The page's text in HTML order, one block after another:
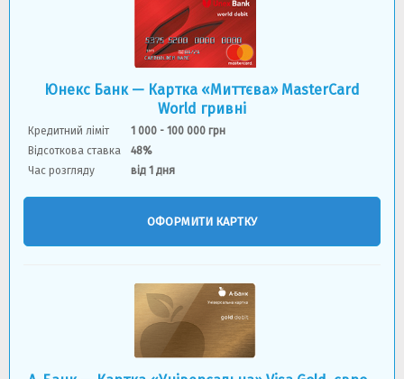
Юнекс Банк — Картка «Миттєва» MasterCard
World гривні
Кредитний ліміт
1 000 - 100 000 грн
Відсоткова ставка
48%
Час розгляду
вiд 1 дня
ОФОРМИТИ КАРТКУ